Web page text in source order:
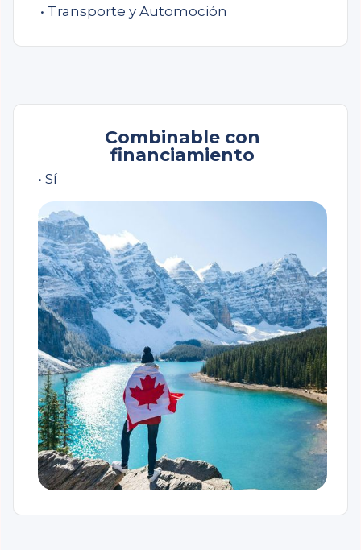
• Transporte y Automoción
Combinable con
financiamiento
• Sí